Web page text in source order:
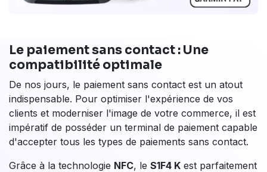
Le paiement sans contact : Une
compatibilité optimale
De nos jours, le paiement sans contact est un atout
indispensable. Pour optimiser l'expérience de vos
clients et moderniser l'image de votre commerce, il est
impératif de posséder un terminal de paiement capable
d'accepter tous les types de paiements sans contact.
Grâce à la technologie NFC, le S1F4 K est parfaitement